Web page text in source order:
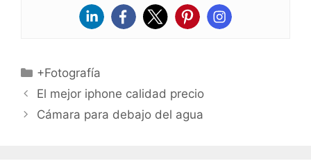
Categorías
+Fotografía
El mejor iphone calidad precio
Cámara para debajo del agua